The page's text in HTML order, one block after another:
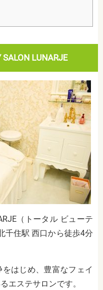
SALON LUNARJE
（トータル ビューテ
千住駅 西口から徒歩4分
はじめ、豊富なフェイ
エステサロンです。